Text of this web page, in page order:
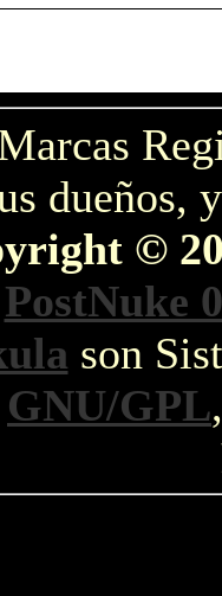
dueños,
©
PostNuke
son
GNU/GPL